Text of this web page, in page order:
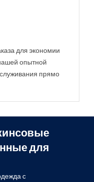
для экономии
опытной
прямо
для
с